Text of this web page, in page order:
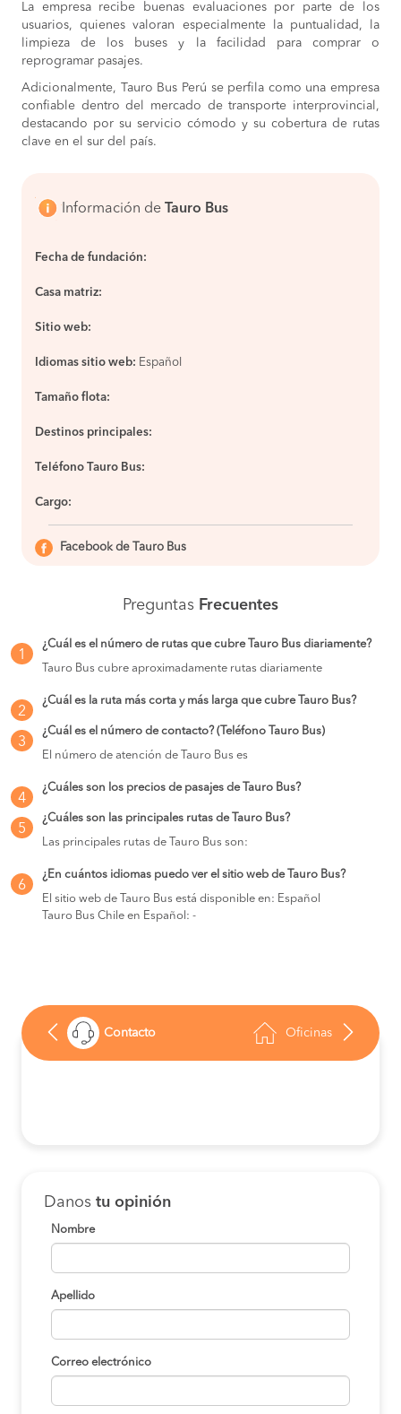
La empresa recibe buenas evaluaciones por parte de los
usuarios, quienes valoran especialmente la puntualidad, la
limpieza de los buses y la facilidad para comprar o
reprogramar pasajes.
Adicionalmente, Tauro Bus Perú se perfila como una empresa
confiable dentro del mercado de transporte interprovincial,
destacando por su servicio cómodo y su cobertura de rutas
clave en el sur del país.
Información de Tauro Bus
Fecha de fundación:
Casa matriz:
Sitio web:
Idiomas sitio web: Español
Tamaño flota:
Destinos principales:
Teléfono Tauro Bus:
Cargo:
Facebook de Tauro Bus
Preguntas Frecuentes
1
¿Cuál es el número de rutas que cubre Tauro Bus diariamente?
Tauro Bus cubre aproximadamente rutas diariamente
2
¿Cuál es la ruta más corta y más larga que cubre Tauro Bus?
3
¿Cuál es el número de contacto? (Teléfono Tauro Bus)
El número de atención de Tauro Bus es
4
¿Cuáles son los precios de pasajes de Tauro Bus?
5
¿Cuáles son las principales rutas de Tauro Bus?
Las principales rutas de Tauro Bus son:
6
¿En cuántos idiomas puedo ver el sitio web de Tauro Bus?
El sitio web de Tauro Bus está disponible en: Español
Tauro Bus Chile en Español: -
Contacto Oficinas
Danos tu opinión
Nombre
Apellido
Correo electrónico